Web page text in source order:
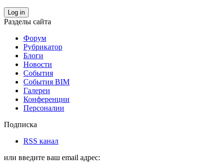
Log in
Разделы сайта
Форум
Рубрикатор
Блоги
Новости
События
События BIM
Галереи
Конференции
Персоналии
Подписка
RSS канал
или введите ваш email адрес: